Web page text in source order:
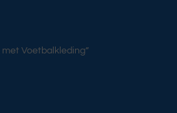
Voetbalkleding”